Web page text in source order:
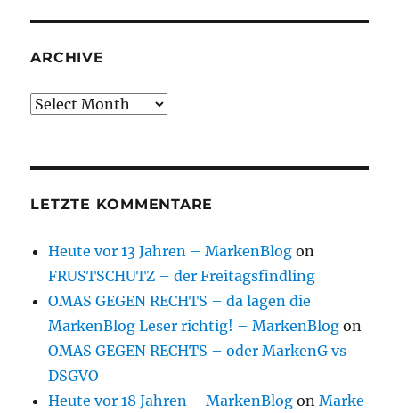
ARCHIVE
Archive
LETZTE KOMMENTARE
Heute vor 13 Jahren – MarkenBlog on
FRUSTSCHUTZ – der Freitagsfindling
OMAS GEGEN RECHTS – da lagen die
MarkenBlog Leser richtig! – MarkenBlog on
OMAS GEGEN RECHTS – oder MarkenG vs
DSGVO
Heute vor 18 Jahren – MarkenBlog onMarke